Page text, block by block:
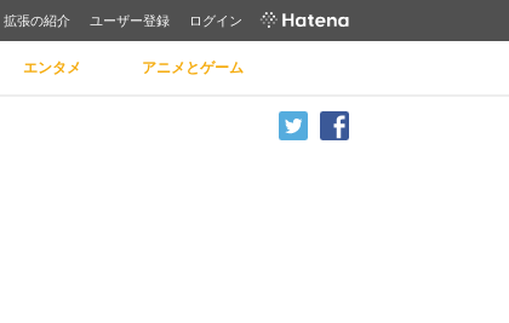
拡張の紹介 ユーザー登録 ログイン
エンタメ アニメとゲーム